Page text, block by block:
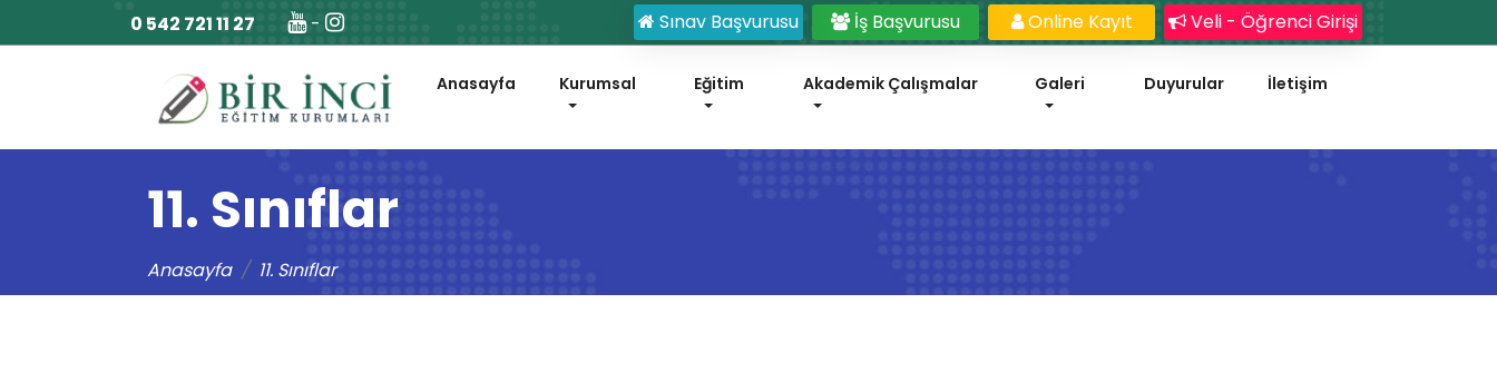
0 542 721 11 27 - Veli - Öğrenci Girişi
Online Kayıt
İş Başvurusu
Sınav Başvurusu
Anasayfa Kurumsal Eğitim Akademik Çalışmalar Galeri Duyurular İletişim
11. Sınıflar
Anasayfa 11. Sınıflar